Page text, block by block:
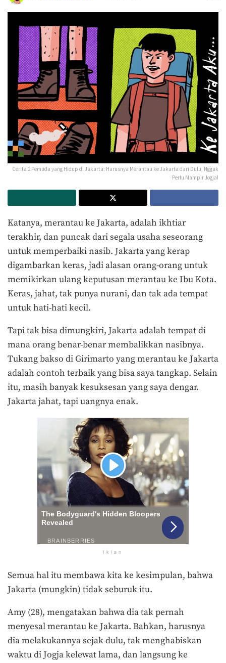
Cerita 2 Pemuda yang Hidup di Jakarta: Harusnya Merantau ke Jakarta dari Dulu, Nggak
Perlu Mampir Jogja!
Katanya, merantau ke Jakarta, adalah ikhtiar
terakhir, dan puncak dari segala usaha seseorang
untuk memperbaiki nasib. Jakarta yang kerap
digambarkan keras, jadi alasan orang-orang untuk
memikirkan ulang keputusan merantau ke Ibu Kota.
Keras, jahat, tak punya nurani, dan tak ada tempat
untuk hati-hati kecil.
Tapi tak bisa dimungkiri, Jakarta adalah tempat di
mana orang benar-benar membalikkan nasibnya.
Tukang bakso di Girimarto yang merantau ke Jakarta
adalah contoh terbaik yang bisa saya tangkap. Selain
itu, masih banyak kesuksesan yang saya dengar.
Jakarta jahat, tapi uangnya enak.
Iklan
Semua hal itu membawa kita ke kesimpulan, bahwa
Jakarta (mungkin) tidak seburuk itu.
Amy (28), mengatakan bahwa dia tak pernah
menyesal merantau ke Jakarta. Bahkan, harusnya
dia melakukannya sejak dulu, tak menghabiskan
waktu di Jogja kelewat lama, dan langsung ke